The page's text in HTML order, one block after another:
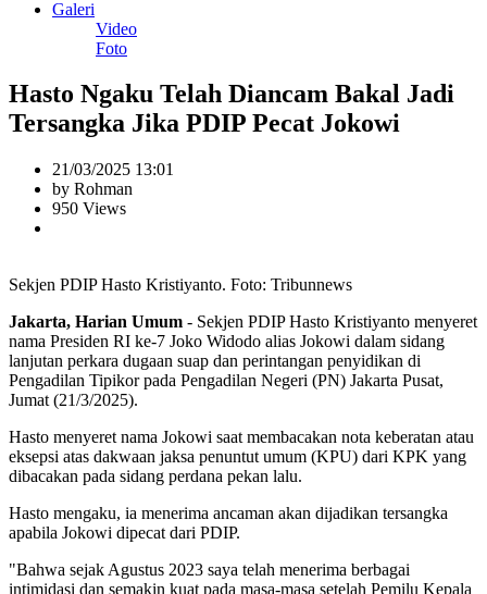
Galeri
Video
Foto
Hasto Ngaku Telah Diancam Bakal Jadi
Tersangka Jika PDIP Pecat Jokowi
21/03/2025 13:01
by Rohman
950 Views
Sekjen PDIP Hasto Kristiyanto. Foto: Tribunnews
Jakarta, Harian Umum - Sekjen PDIP Hasto Kristiyanto menyeret
nama Presiden RI ke-7 Joko Widodo alias Jokowi dalam sidang
lanjutan perkara dugaan suap dan perintangan penyidikan di
Pengadilan Tipikor pada Pengadilan Negeri (PN) Jakarta Pusat,
Jumat (21/3/2025).
Hasto menyeret nama Jokowi saat membacakan nota keberatan atau
eksepsi atas dakwaan jaksa penuntut umum (KPU) dari KPK yang
dibacakan pada sidang perdana pekan lalu.
Hasto mengaku, ia menerima ancaman akan dijadikan tersangka
apabila Jokowi dipecat dari PDIP.
"Bahwa sejak Agustus 2023 saya telah menerima berbagai
intimidasi dan semakin kuat pada masa-masa setelah Pemilu Kepala